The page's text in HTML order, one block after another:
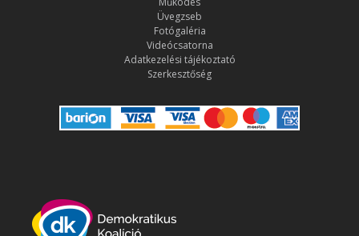
Üvegzseb
Fotógaléria
Videócsatorna
Adatkezelési tájékoztató
Szerkesztőség